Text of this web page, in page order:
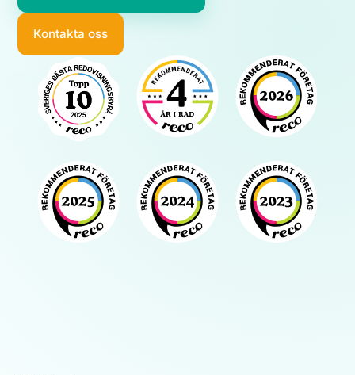
Kontakta oss